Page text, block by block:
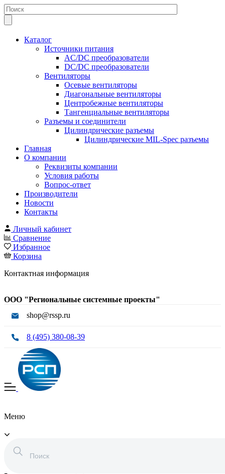
Каталог
Источники питания
AC/DC преобразователи
DC/DC преобразователи
Вентиляторы
Осевые вентиляторы
Диагональные вентиляторы
Центробежные вентиляторы
Тангенциальные вентиляторы
Разъемы и соединители
Цилиндрические разъемы
Цилиндрические MIL-Spec разъемы
Главная
О компании
Реквизиты компании
Условия работы
Вопрос-ответ
Производители
Новости
Контакты
Личный кабинет
Сравнение
Избранное
Корзина
Контактная информация
ООО "Региональные системные проекты"
shop@rssp.ru
8 (495) 380-08-39
Меню